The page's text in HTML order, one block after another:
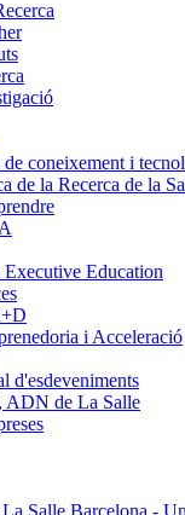
de coneixement i
de la Recerca de la
Executive Education
i Acceleració
d'esdeveniments
ADN de La Salle
Salle Barcelona -